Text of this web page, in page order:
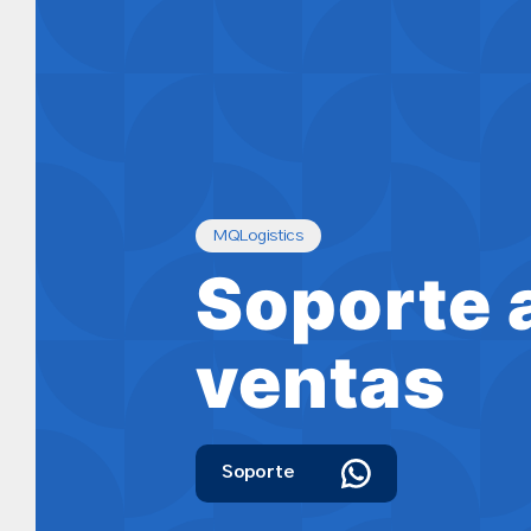
MQLogistics
Soporte
ventas
Soporte